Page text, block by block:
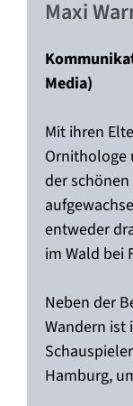
Maxi
Media)
Mit ihren
Ornithologe
der
entweder
im Wald bei
Neben der
Wandern ist
Hamburg,